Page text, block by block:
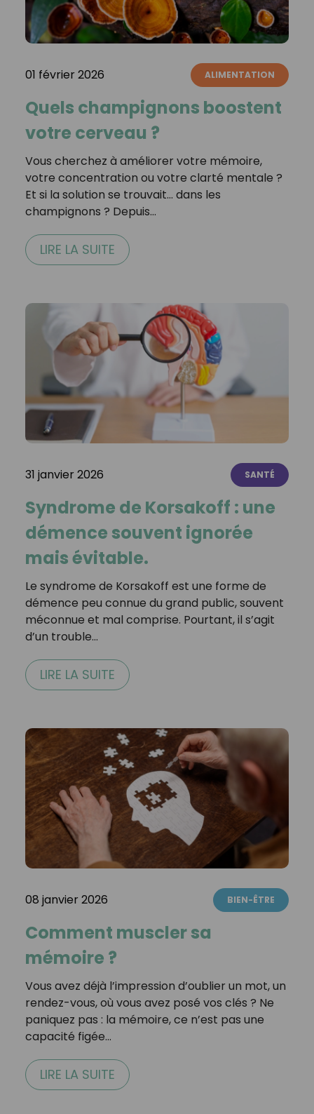
01 février 2026 ALIMENTATION
Quels champignons boostent
votre cerveau ?
Vous cherchez à améliorer votre mémoire,
votre concentration ou votre clarté mentale ?
Et si la solution se trouvait… dans les
champignons ? Depuis…
LIRE LA SUITE
31 janvier 2026 SANTÉ
Syndrome de Korsakoff : une
démence souvent ignorée
mais évitable.
Le syndrome de Korsakoff est une forme de
démence peu connue du grand public, souvent
méconnue et mal comprise. Pourtant, il s’agit
d’un trouble…
LIRE LA SUITE
08 janvier 2026 BIEN-ÊTRE
Comment muscler sa
mémoire ?
Vous avez déjà l’impression d’oublier un mot, un
rendez-vous, où vous avez posé vos clés ? Ne
paniquez pas : la mémoire, ce n’est pas une
capacité figée…
LIRE LA SUITE